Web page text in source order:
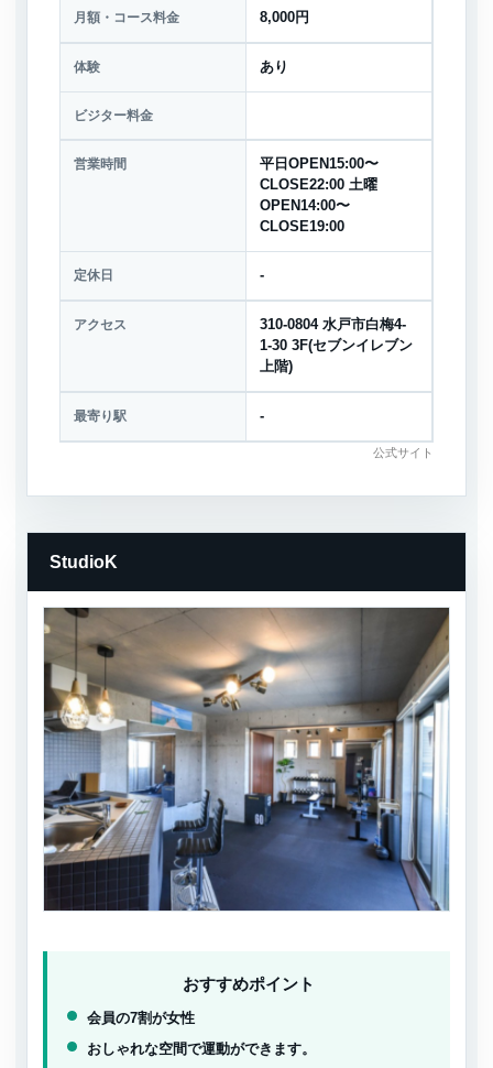
月額・コース料金 8,000円
体験 あり
ビジター料金
営業時間
平日OPEN15:00〜
CLOSE22:00 土曜
OPEN14:00〜
CLOSE19:00
定休日 -
アクセス
310-0804 水戸市白梅4-
1-30 3F(セブンイレブン
上階)
最寄り駅 -
公式サイト
StudioK
おすすめポイント
会員の7割が女性
おしゃれな空間で運動ができます。